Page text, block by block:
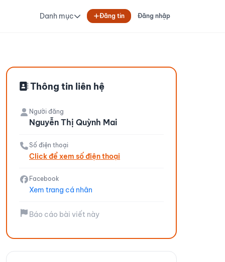
Danh mục Đăng tin Đăng nhập
Thông tin liên hệ
Người đăng
Nguyễn Thị Quỳnh Mai
Số điện thoại
Click để xem số điện thoại
Facebook
Xem trang cá nhân
Báo cáo bài viết này